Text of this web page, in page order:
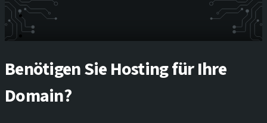
Benötigen Sie Hosting für Ihre
Domain?